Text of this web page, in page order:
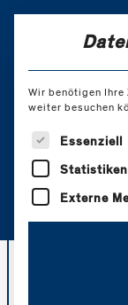
Offene
für
Wir benötigen Ihre
weiter besuchen
Es folgt eine
Essenziell
Statistiken
Externe